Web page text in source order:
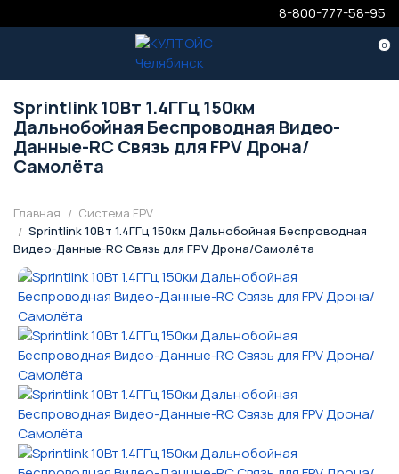
8-800-777-58-95
0
Sprintlink 10Вт 1.4ГГц 150км
Дальнобойная Беспроводная Видео-
Данные-RC Связь для FPV Дрона/
Самолёта
Главная
Система FPV
Sprintlink 10Вт 1.4ГГц 150км Дальнобойная Беспроводная
Видео-Данные-RC Связь для FPV Дрона/Самолёта